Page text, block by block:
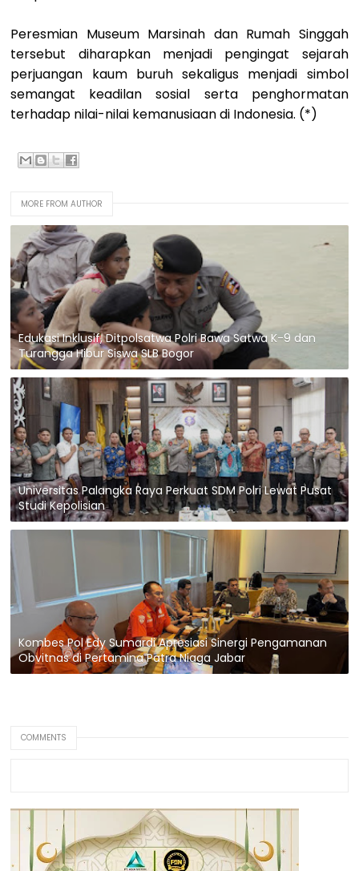
Peresmian Museum Marsinah dan Rumah Singgah
tersebut diharapkan menjadi pengingat sejarah
perjuangan kaum buruh sekaligus menjadi simbol
semangat keadilan sosial serta penghormatan
terhadap nilai-nilai kemanusiaan di Indonesia. (*)
MORE FROM AUTHOR
Edukasi Inklusif, Ditpolsatwa Polri Bawa Satwa K-9 dan
Turangga Hibur Siswa SLB Bogor
Universitas Palangka Raya Perkuat SDM Polri Lewat Pusat
Studi Kepolisian
Kombes Pol Edy Sumardi Apresiasi Sinergi Pengamanan
Obvitnas di Pertamina Patra Niaga Jabar
COMMENTS